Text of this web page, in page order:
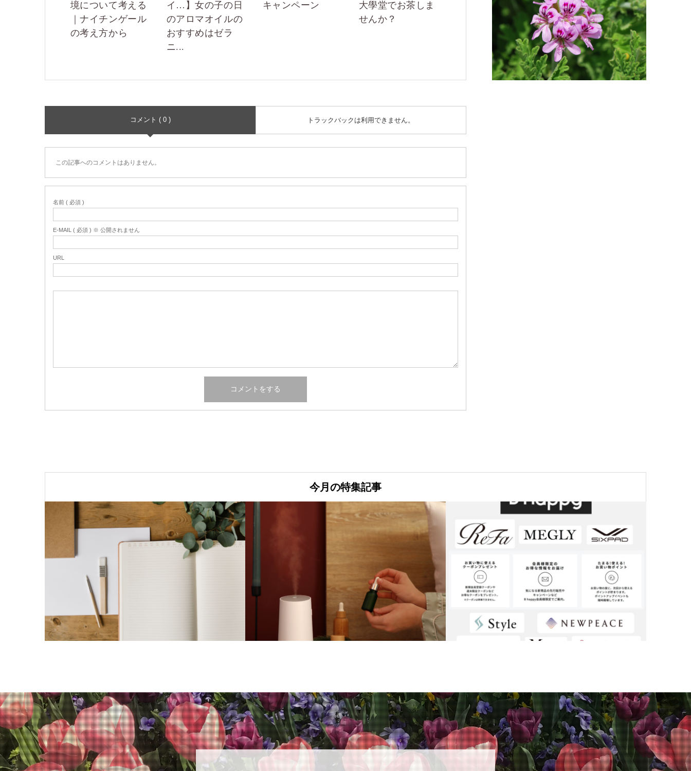
境について考える
｜ナイチンゲール
の考え方から
イ…】女の子の日
のアロマオイルの
おすすめはゼラ
ニ...
キャンペーン
大學堂でお茶しま
せんか？
コメント ( 0 ) トラックバックは利用できません。
この記事へのコメントはありません。
名前 ( 必須 )
E-MAIL ( 必須 ) ※ 公開されません
URL
今月の特集記事